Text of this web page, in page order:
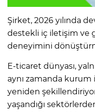
Şirket, 2026 yılında
destekli iç iletişim ve
deneyimini
E-ticaret dünyası,
aynı zamanda
yeniden
yaşandığı